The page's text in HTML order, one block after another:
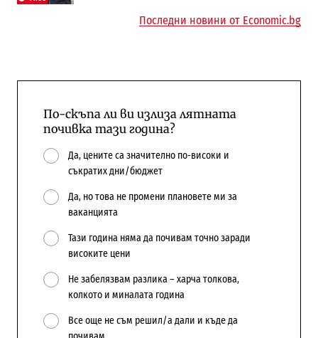
Последни новини от Economic.bg
По-скъпа ли ви излиза лятната
почивка тази година?
Да, цените са значително по-високи и
съкратих дни/бюджет
Да, но това не промени плановете ми за
ваканцията
Тази година няма да почивам точно заради
високите цени
Не забелязвам разлика – харча толкова,
колкото и миналата година
Все още не съм решил/а дали и къде да